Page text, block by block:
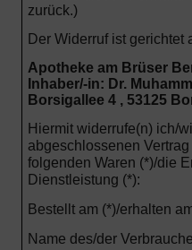
zurück.)
Der Widerruf ist gerichtet
Apotheke am Brüser
Inhaber/-in: Dr.
Borsigallee 4 , 53125
Hiermit widerrufe(n) ich/
abgeschlossenen
folgenden Waren (*)/die
Dienstleistung (*):
Bestellt am (*)/erhalten
Name des/der